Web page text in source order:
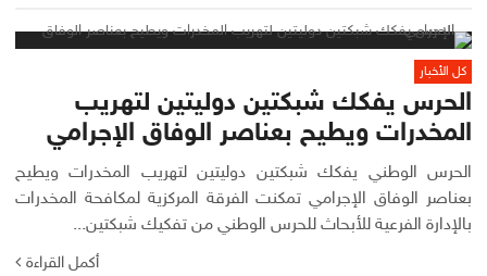
كل الأخبار
الحرس يفكك شبكتين دوليتين لتهريب
المخدرات ويطيح بعناصر الوفاق الإجرامي
الحرس الوطني يفكك شبكتين دوليتين لتهريب المخدرات ويطيح
بعناصر الوفاق الإجرامي تمكنت الفرقة المركزية لمكافحة المخدرات
بالإدارة الفرعية للأبحاث للحرس الوطني من تفكيك شبكتين...
أكمل القراءة